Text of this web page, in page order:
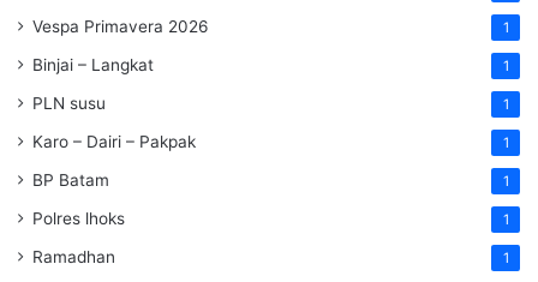
Vespa Primavera 2026 1
Binjai – Langkat 1
PLN susu 1
Karo – Dairi – Pakpak 1
BP Batam 1
Polres lhoks 1
Ramadhan 1